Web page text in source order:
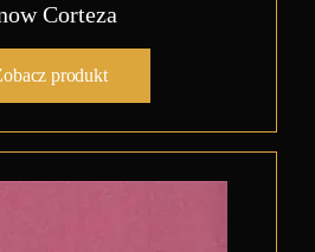
Corteza
produkt